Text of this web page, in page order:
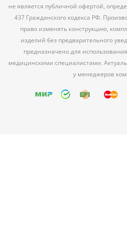
не является публичной офертой,
437 Гражданского кодекса РФ.
право изменять конструкцию,
изделий без предварительного
предназначено для
медицинскими специалистами.
у менеджеров